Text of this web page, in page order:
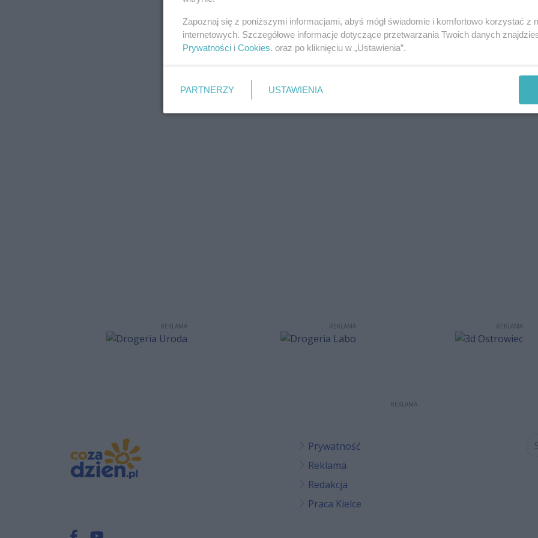
REKLAMA REKLAMA REKLAMA
REKLAMA
Prywatność
Reklama
Redakcja
Praca Kielce
Zapoznaj się z poniższymi informacjami, abyś mógł świadomie i komfortowo korzystać z
internetowych. Szczegółowe informacje dotyczące przetwarzania Twoich danych
Prywatności i Cookies. oraz po kliknięciu w „Ustawienia”.
PARTNERZY USTAWIENIA